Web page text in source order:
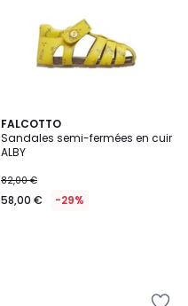
FALCOTTO
Sandales semi-fermées en cuir
ALBY
82,00 €
58,00 € -29%